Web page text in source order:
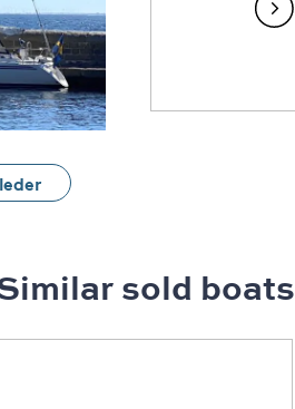
sold boats